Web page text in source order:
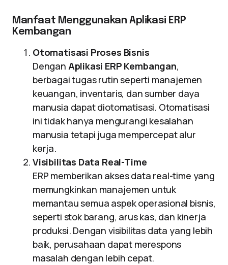
Manfaat Menggunakan Aplikasi ERP
Kembangan
Otomatisasi Proses Bisnis
Dengan Aplikasi ERP Kembangan,
berbagai tugas rutin seperti manajemen
keuangan, inventaris, dan sumber daya
manusia dapat diotomatisasi. Otomatisasi
ini tidak hanya mengurangi kesalahan
manusia tetapi juga mempercepat alur
kerja.
Visibilitas Data Real-Time
ERP memberikan akses data real-time yang
memungkinkan manajemen untuk
memantau semua aspek operasional bisnis,
seperti stok barang, arus kas, dan kinerja
produksi. Dengan visibilitas data yang lebih
baik, perusahaan dapat merespons
masalah dengan lebih cepat.